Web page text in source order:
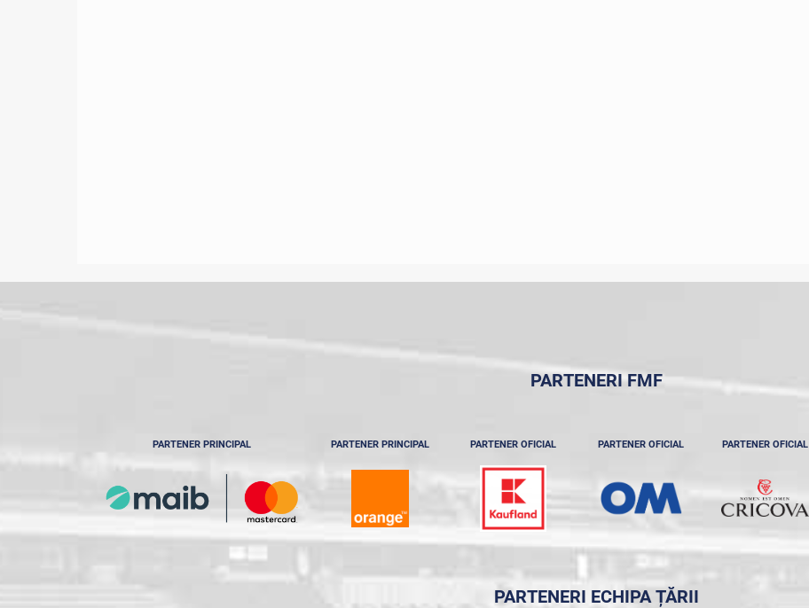
PARTENERI FMF
PARTENER PRINCIPAL PARTENER PRINCIPAL PARTENER OFICIAL PARTENER OFICIAL PARTENER OFICIAL
PARTENERI ECHIPA ȚĂRII